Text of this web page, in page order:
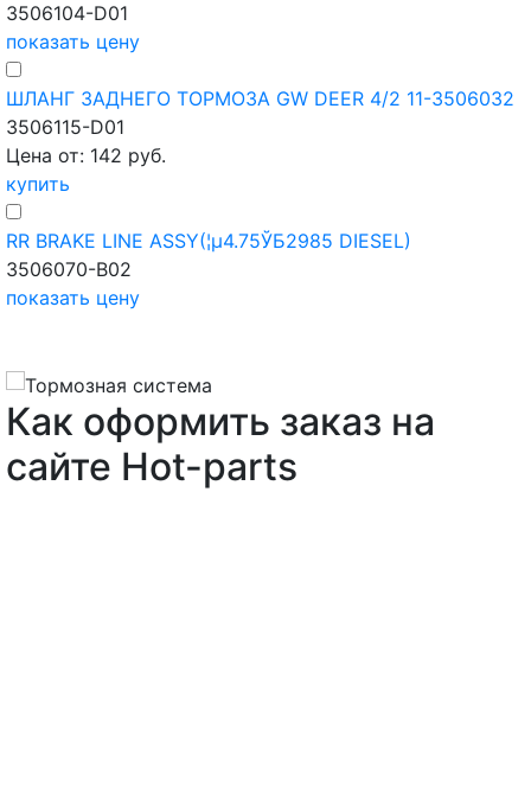
3506104-D01
показать цену
ШЛАНГ ЗАДНЕГО ТОРМОЗА GW DEER 4/2 11-3506032
3506115-D01
Цена от: 142 руб.
купить
RR BRAKE LINE ASSY(¦µ4.75ЎБ2985 DIESEL)
3506070-B02
показать цену
Как оформить заказ на
сайте Hot-parts